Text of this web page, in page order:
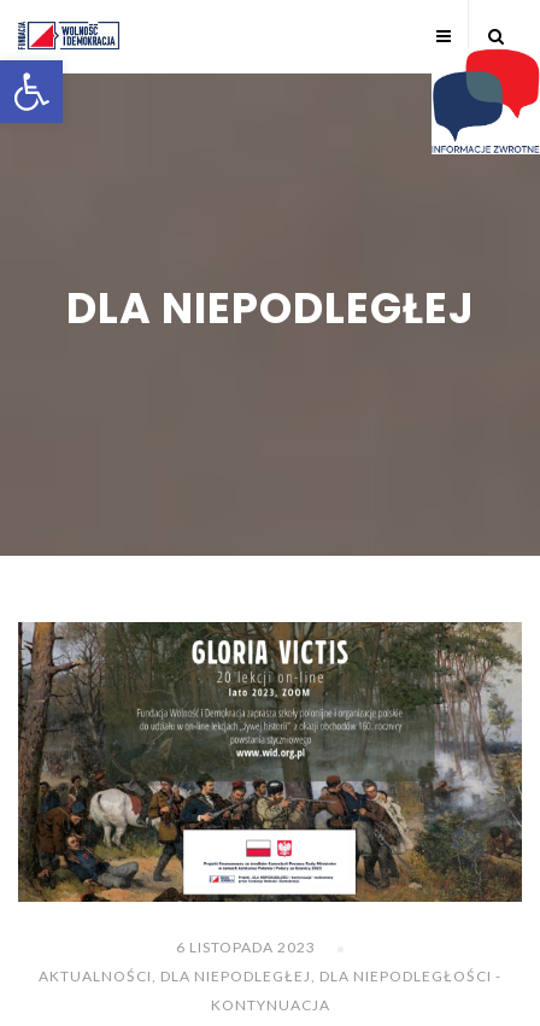
Otwórz pasek narzędzi
DLA NIEPODLEGŁEJ
6 LISTOPADA 2023
AKTUALNOŚCI, DLA NIEPODLEGŁEJ, DLA NIEPODLEGŁOŚCI -
KONTYNUACJA